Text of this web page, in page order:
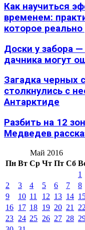
Как научиться
временем:
которое реально
Доски у забора
дачника могут
Загадка черных
столкнулись с
Антарктиде
Разбить на 12
Медведев
Май 2016
Пн Вт Ср Чт Пт Сб
1
2
3 4 5 6 7
8
9
10 11 12 13 14
16 17 18 19 20 21
22
23 24 25 26 27 28